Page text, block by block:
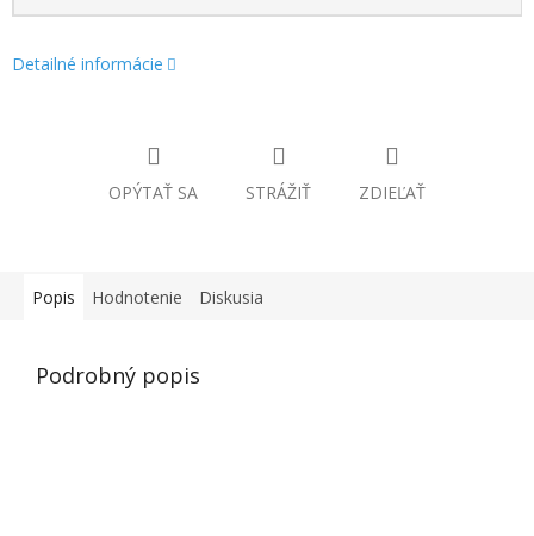
Detailné informácie
OPÝTAŤ SA STRÁŽIŤ ZDIEĽAŤ
Popis Hodnotenie Diskusia
Podrobný popis